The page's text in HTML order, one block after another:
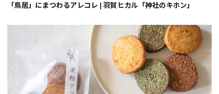
「鳥居」にまつわるアレコレ | 羽賀ヒカル「神社のキホン」